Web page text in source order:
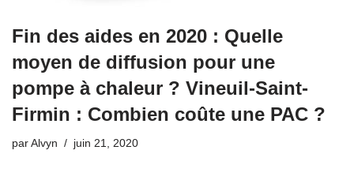
Fin des aides en 2020 : Quelle
moyen de diffusion pour une
pompe à chaleur ? Vineuil-Saint-
Firmin : Combien coûte une PAC ?
par Alvyn juin 21, 2020